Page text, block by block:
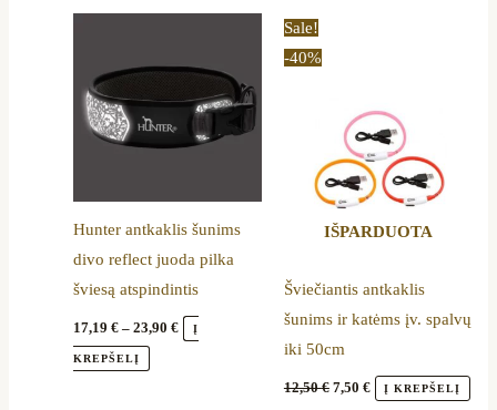
Hunter antkaklis šunims
divo reflect juoda pilka
šviesą atspindintis
17,19€ – 23,90€
through
23,90 €
Į
KREPŠELĮ
multiple
variants.
options
may
be
chosen
on
Sale!
-40%
IŠPARDUOTA
Šviečiantis antkaklis
šunims ir katėms įv. spalvų
iki 50cm
12,50€ 7,50 € Į KREPŠELĮ
on